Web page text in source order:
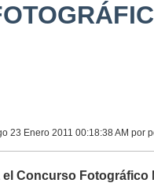
23 Enero 2011 00:18:38 AM por
Concurso Fotográfico